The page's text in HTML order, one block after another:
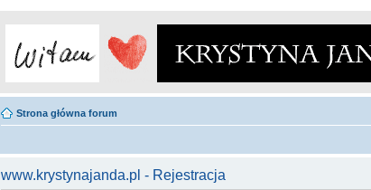
Strona główna forum
www.krystynajanda.pl - Rejestracja